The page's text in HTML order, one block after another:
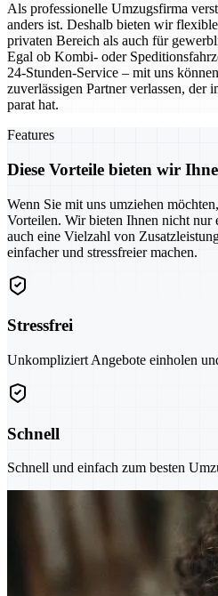
Als professionelle Umzugsfirma
anders ist. Deshalb bieten wir
privaten Bereich als auch für
Egal ob Kombi- oder
24-Stunden-Service – mit uns
zuverlässigen Partner verlassen, der
parat hat.
Features
Diese Vorteile bieten wir
Wenn Sie mit uns umziehen
Vorteilen. Wir bieten Ihnen nicht nur
auch eine Vielzahl von
einfacher und stressfreier machen.
Stressfrei
Unkompliziert Angebote einholen
Schnell
Schnell und einfach zum besten